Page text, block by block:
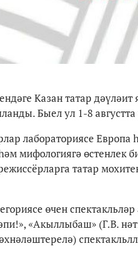
Казан татар
Быел ул 1-8
лабораториясе Европа
һәм мифологиягә
татар
өчен
»,«Акыллыбаш» (Г.В.